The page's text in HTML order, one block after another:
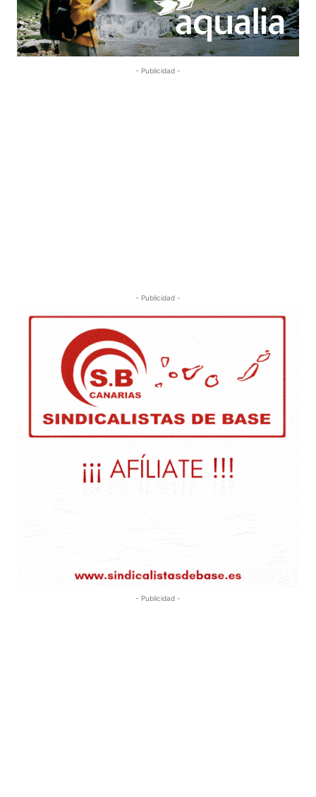
- Publicidad -
- Publicidad -
- Publicidad -